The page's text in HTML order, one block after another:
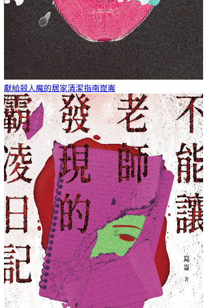
獻給殺人魔的居家清潔指南崑崙